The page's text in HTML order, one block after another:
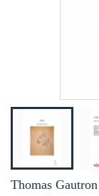
Thomas Gautron